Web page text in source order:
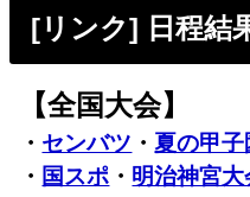
[リンク] 日程結
【全国大会】
・ センバツ ・ 夏の甲子
・ 国スポ ・ 明治神宮大